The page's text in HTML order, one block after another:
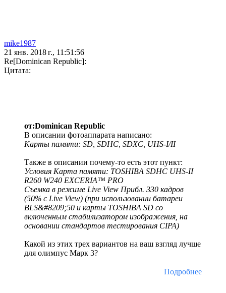
mike1987
21 янв. 2018 г., 11:51:56
Re[Dominican Republic]:
Цитата:
от:Dominican Republic
В описании фотоаппарата написано:
Карты памяти: SD, SDHC, SDXC, UHS-I/II
Также в описании почему-то есть этот пункт:
Условия Карта памяти: TOSHIBA SDHC UHS-II
R260 W240 EXCERIA™ PRO
Съемка в режиме Live View Прибл. 330 кадров
(50% с Live View) (при использовании батареи
BLS&#8209;50 и карты TOSHIBA SD со
включенным стабилизатором изображения, на
основании стандартов тестирования CIPA)
Какой из этих трех вариантов на ваш взгляд лучше
для олимпус Марк 3?
Подробнее